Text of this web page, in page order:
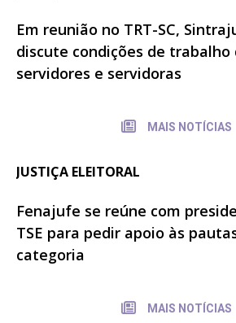
Em reunião no TRT-SC,
discute condições de trabalho
servidores e servidoras
MAIS NOTÍCIAS
JUSTIÇA ELEITORAL
Fenajufe se reúne com
TSE para pedir apoio às
categoria
MAIS NOTÍCIAS